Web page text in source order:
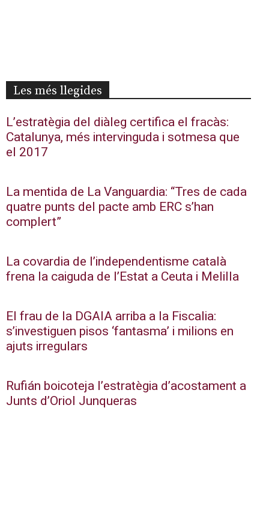
Les més llegides
L’estratègia del diàleg certifica el fracàs:
Catalunya, més intervinguda i sotmesa que
el 2017
La mentida de La Vanguardia: “Tres de cada
quatre punts del pacte amb ERC s’han
complert”
La covardia de l’independentisme català
frena la caiguda de l’Estat a Ceuta i Melilla
El frau de la DGAIA arriba a la Fiscalia:
s’investiguen pisos ‘fantasma’ i milions en
ajuts irregulars
Rufián boicoteja l’estratègia d’acostament a
Junts d’Oriol Junqueras